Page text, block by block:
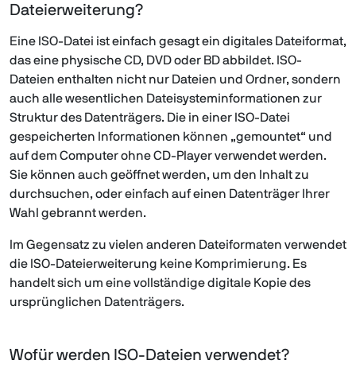
Dateierweiterung?
Eine ISO-Datei ist einfach gesagt ein digitales Dateiformat,
das eine physische CD, DVD oder BD abbildet. ISO-
Dateien enthalten nicht nur Dateien und Ordner, sondern
auch alle wesentlichen Dateisysteminformationen zur
Struktur des Datenträgers. Die in einer ISO-Datei
gespeicherten Informationen können „gemountet“ und
auf dem Computer ohne CD-Player verwendet werden.
Sie können auch geöffnet werden, um den Inhalt zu
durchsuchen, oder einfach auf einen Datenträger Ihrer
Wahl gebrannt werden.
Im Gegensatz zu vielen anderen Dateiformaten verwendet
die ISO-Dateierweiterung keine Komprimierung. Es
handelt sich um eine vollständige digitale Kopie des
ursprünglichen Datenträgers.
Wofür werden ISO-Dateien verwendet?